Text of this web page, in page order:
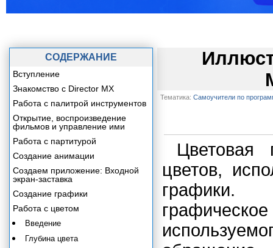
Тематика: Самоучители по
Цветовая
цветов,
графики.
СОДЕРЖАНИЕ
Вступление
Знакомство с Director MX
Работа с палитрой инструментов
Открытие, воспроизведение
фильмов и управление ими
Работа с партитурой
Создание анимации
Создаем приложение: Входной
экран-заставка
Создание графики
Работа с цветом
Введение
Глубина цвета